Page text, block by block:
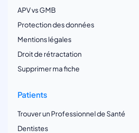
APV vs GMB
Protection des données
Mentions légales
Droit de rétractation
Supprimer ma fiche
Patients
Trouver un Professionnel de Santé
Dentistes